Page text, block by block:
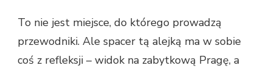
To nie jest miejsce, do którego prowadzą
przewodniki. Ale spacer tą alejką ma w sobie
coś z refleksji – widok na zabytkową Pragę, a